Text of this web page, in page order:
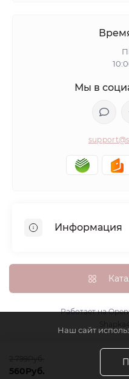
560Руб.
Мы в
Информация
Доставка, оплата и
Гарантия возврата
Политика
Контакты
Работает на
Наш сайт